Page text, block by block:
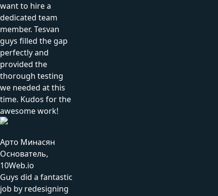
want to hire a
dedicated team
member. Tesvan
guys filled the gap
perfectly and
provided the
thorough testing
we needed at this
time. Kudos for the
awesome work!
Арто Минасян
Основатель,
10Web.io
Guys did a fantastic
job by redesigning